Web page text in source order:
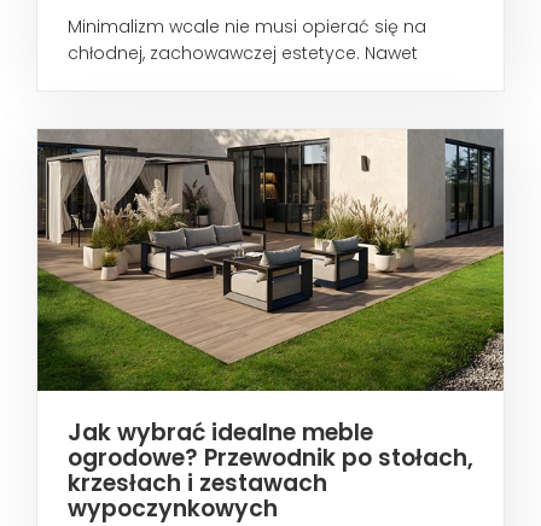
Minimalizm wcale nie musi opierać się na
chłodnej, zachowawczej estetyce. Nawet
Jak wybrać idealne meble
ogrodowe? Przewodnik po stołach,
krzesłach i zestawach
wypoczynkowych